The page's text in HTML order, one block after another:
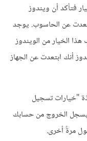
فتأكد أن ويندوز
عن الحاسوب. يوجد
الخيار من الويندوز
أنك ابتعدت عن الجهاز
"خيارات تسجيل
الخروج من حسابك
مرةً أخرى.